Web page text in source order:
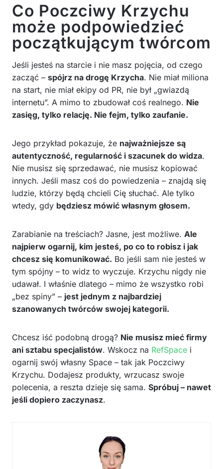
Co Poczciwy Krzychu
może podpowiedzieć
początkującym twórcom
Jeśli jesteś na starcie i nie masz pojęcia, od czego
zacząć – spójrz na drogę Krzycha. Nie miał miliona
na start, nie miał ekipy od PR, nie był „gwiazdą
internetu”. A mimo to zbudował coś realnego. Nie
zasięg, tylko relację. Nie fejm, tylko zaufanie.
Jego przykład pokazuje, że najważniejsze są
autentyczność, regularność i szacunek do widza.
Nie musisz się sprzedawać, nie musisz kopiować
innych. Jeśli masz coś do powiedzenia – znajdą się
ludzie, którzy będą chcieli Cię słuchać. Ale tylko
wtedy, gdy będziesz mówić własnym głosem.
Zarabianie na treściach? Jasne, jest możliwe. Ale
najpierw ogarnij, kim jesteś, po co to robisz i jak
chcesz się komunikować. Bo jeśli sam nie jesteś w
tym spójny – to widz to wyczuje. Krzychu nigdy nie
udawał. I właśnie dlatego – mimo że wszystko robi
„bez spiny” – jest jednym z najbardziej
szanowanych twórców swojej kategorii.
Chcesz iść podobną drogą? Nie musisz mieć firmy
ani sztabu specjalistów. Wskocz na RefSpace i
ogarnij swój własny Space – tak jak Poczciwy
Krzychu. Dodajesz produkty, wrzucasz swoje
polecenia, a reszta dzieje się sama. Spróbuj – nawet
jeśli dopiero zaczynasz.